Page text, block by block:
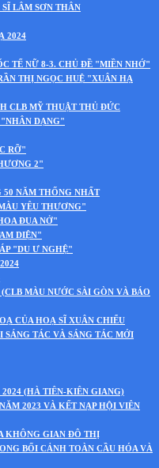
LÂM SƠN THÂN
2024
TẾ NỮ 8-3. CHỦ ĐỀ "MIỀN NHỚ"
THỊ NGỌC HUỆ "XUÂN HẠ
CLB MỸ THUẬT THỦ ĐỨC
DẠNG"
RỠ"
2"
NĂM THỐNG NHẤT
YÊU THƯƠNG"
ĐUA NỞ"
DIỆN"
"DU Ư NGHỆ"
MÀU NƯỚC SÀI GÒN VÀ BÁO
CỦA HOẠ SĨ XUÂN CHIỂU
SÁNG TÁC VÀ SÁNG TÁC MỚI
(HÀ TIÊN-KIÊN GIANG)
2023 VÀ KẾT NẠP HỘI VIÊN
KHÔNG GIAN ĐÔ THỊ
BỐI CẢNH TOÀN CẦU HÓA VÀ